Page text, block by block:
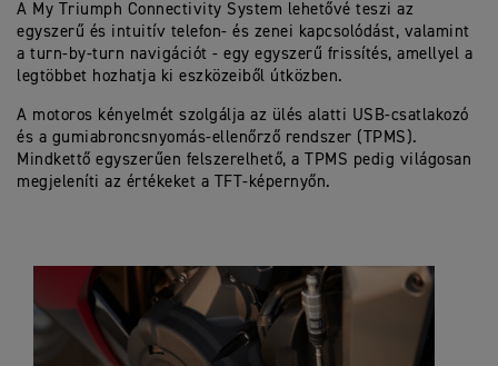
A My Triumph Connectivity System lehetővé teszi az
egyszerű és intuitív telefon- és zenei kapcsolódást, valamint
a turn-by-turn navigációt - egy egyszerű frissítés, amellyel a
legtöbbet hozhatja ki eszközeiből útközben.
A motoros kényelmét szolgálja az ülés alatti USB-csatlakozó
és a gumiabroncsnyomás-ellenőrző rendszer (TPMS).
Mindkettő egyszerűen felszerelhető, a TPMS pedig világosan
megjeleníti az értékeket a TFT-képernyőn.